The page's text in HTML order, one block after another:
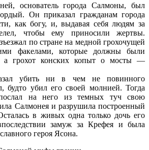
основатель города Салмоны, был
Он приказал гражданам города
как богу, и, выдавая себя людям за
чтобы ему приносили жертвы.
по стране на медной грохочущей
факелами, которые должны были
а грохот конских копыт о мосты —
убить ни в чем не повинного
будто убил его своей молнией. Тогда
на него из темных туч свою
Салмонея и разрушила построенный
в живых одна только дочь его
замуж за Крефея и была
героя Ясона.